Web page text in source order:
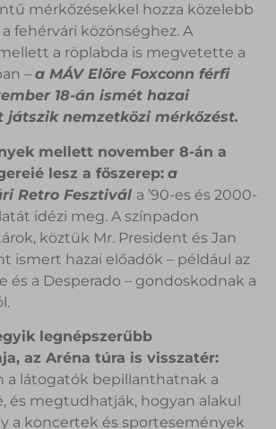
mérkőzésekkel hozza közelebb
fehérvári közönséghez. A
a röplabda is megvetette a
– a MÁV Előre Foxconn férfi
18-án ismét hazai
játszik nemzetközi mérkőzést.
mellett november 8-án a
lesz a főszerep: a
Retro Fesztivál a ’90-es és 2000-
idézi meg. A színpadon
köztük Mr. President és Jan
ismert hazai előadók – például az
és a Desperado – gondoskodnak a
legnépszerűbb
az Aréna túra is visszatér:
a látogatók bepillanthatnak a
és megtudhatják, hogyan alakul
a koncertek és sportesemények